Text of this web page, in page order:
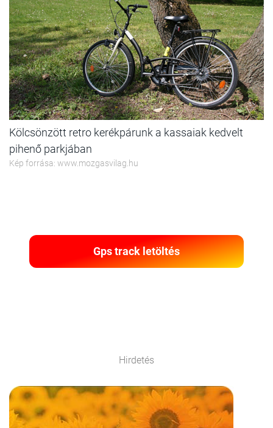
Kölcsönzött retro kerékpárunk a kassaiak kedvelt
pihenő parkjában
Kép forrása: www.mozgasvilag.hu
Gps track letöltés
Hirdetés